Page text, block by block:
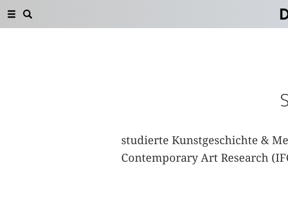
studierte Kunstgeschichte &
Contemporary Art Research